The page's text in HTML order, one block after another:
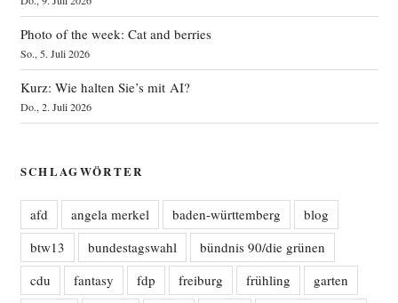
Photo of the week: Cat and berries
So., 5. Juli 2026
Kurz: Wie halten Sie’s mit AI?
Do., 2. Juli 2026
SCHLAGWÖRTER
afd angela merkel baden-württemberg
blog
btw13
bundestagswahl
bündnis 90/die grünen
cdu
fantasy fdp freiburg frühling
garten